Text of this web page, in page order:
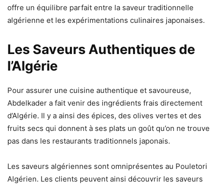
offre un équilibre parfait entre la saveur traditionnelle
algérienne et les expérimentations culinaires japonaises.
Les Saveurs Authentiques de
l’Algérie
Pour assurer une cuisine authentique et savoureuse,
Abdelkader a fait venir des ingrédients frais directement
d’Algérie. Il y a ainsi des épices, des olives vertes et des
fruits secs qui donnent à ses plats un goût qu’on ne trouve
pas dans les restaurants traditionnels japonais.
Les saveurs algériennes sont omniprésentes au Pouletori
Algérien. Les clients peuvent ainsi découvrir les saveurs